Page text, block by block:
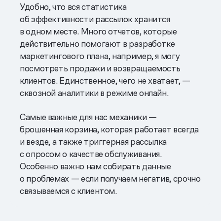
Удобно, что вся статистика
об эффективности рассылок хранится
в одном месте. Много отчетов, которые
действительно помогают в разработке
маркетингового плана, например, я могу
посмотреть продажи и возвращаемость
клиентов. Единственное, чего не хватает, —
сквозной аналитики в режиме онлайн.
Самые важные для нас механики —
брошенная корзина, которая работает всегда
и везде, а также триггерная рассылка
с опросом о качестве обслуживания.
Особенно важно нам собирать данные
о проблемах — если получаем негатив, срочно
связываемся с клиентом.